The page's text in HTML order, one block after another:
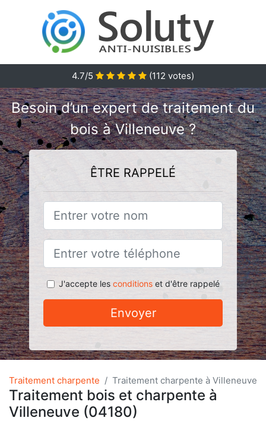
4.7/5 (112 votes)
Besoin d’un expert de traitement du
bois à Villeneuve ?
ÊTRE RAPPELÉ
J'accepte les conditionset d'être rappelé
Envoyer
Traitement charpente Traitement charpente à Villeneuve
Traitement bois et charpente à
Villeneuve (04180)